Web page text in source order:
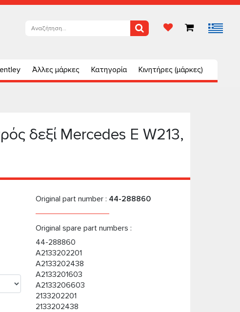
Άλλες μάρκες Κατηγορία Κινητήρες (μάρκες)
δεξί Mercedes E W213,
Original part number : 44-288860
Original spare part numbers :
44-288860
A2133202201
A2133202438
A2133201603
A2133206603
2133202201
2133202438